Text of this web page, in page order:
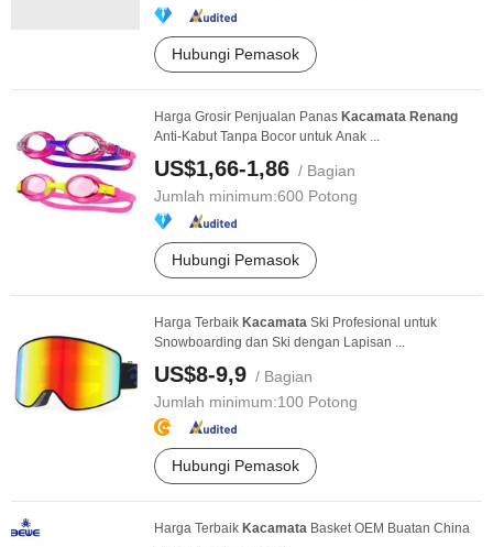
Hubungi Pemasok
Harga Grosir Penjualan Panas Kacamata Renang
Anti-Kabut Tanpa Bocor untuk Anak ...
US$1,66-1,86 / Bagian
Jumlah minimum:600 Potong
Hubungi Pemasok
Harga Terbaik Kacamata Ski Profesional untuk
Snowboarding dan Ski dengan Lapisan ...
US$8-9,9 / Bagian
Jumlah minimum:100 Potong
Hubungi Pemasok
Harga Terbaik Kacamata Basket OEM Buatan China